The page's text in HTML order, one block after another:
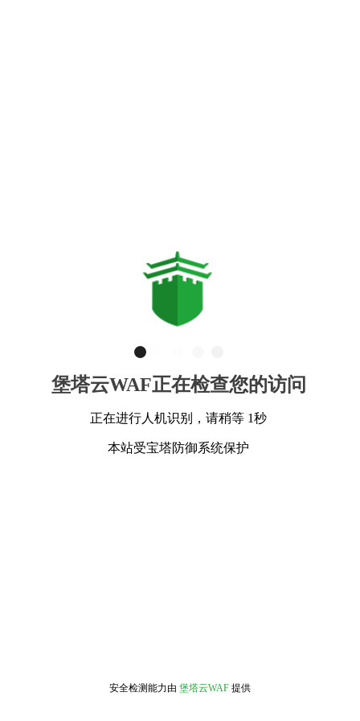
堡塔云WAF正在检查您的访问
正在进行人机识别，请稍等 1秒
本站受宝塔防御系统保护
安全检测能力由 堡塔云WAF 提供